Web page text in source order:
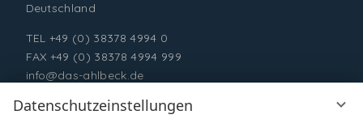
Datenschutzeinstellungen
Deutschland
TEL +49 (0) 38378 4994 0
FAX +49 (0) 38378 4994 999
info@das-ahlbeck.de